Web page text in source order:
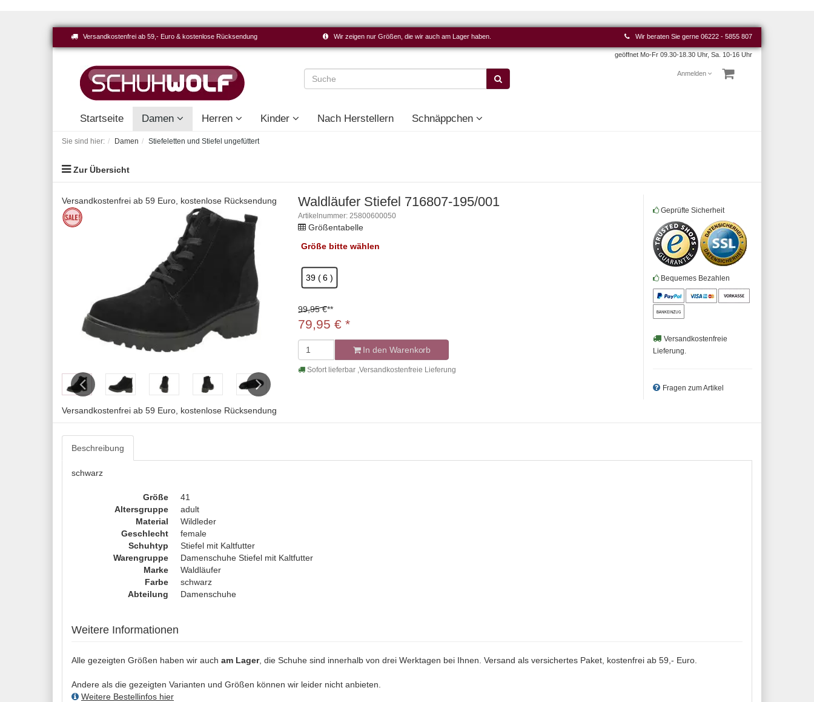
Versandkostenfrei ab 59,- Euro & kostenlose Rücksendung Wir zeigen nur Größen, die wir auch am Lager haben. Wir beraten Sie gerne 06222 - 5855 807
geöffnet Mo-Fr 09.30-18.30 Uhr, Sa. 10-16 Uhr
Anmelden
Startseite Damen Herren Kinder Nach Herstellern Schnäppchen
Sie sind hier: Damen Stiefeletten und Stiefel ungefüttert
Zur Übersicht
Versandkostenfrei ab 59 Euro, kostenlose Rücksendung
Versandkostenfrei ab 59 Euro, kostenlose Rücksendung
Waldläufer Stiefel 716807-195/001
Artikelnummer: 25800600050
Größentabelle
Größe bitte wählen
39 ( 6 )
99,95 €**
79,95 € *
In den Warenkorb
Sofort lieferbar ,Versandkostenfreie Lieferung
Geprüfte Sicherheit
Bequemes Bezahlen
Versandkostenfreie
Lieferung.
Fragen zum Artikel
Beschreibung
schwarz
Größe
41
Altersgruppe
adult
Material
Wildleder
Geschlecht
female
Schuhtyp
Stiefel mit Kaltfutter
Warengruppe
Damenschuhe Stiefel mit Kaltfutter
Marke
Waldläufer
Farbe
schwarz
Abteilung
Damenschuhe
Weitere Informationen
Alle gezeigten Größen haben wir auch am Lager, die Schuhe sind innerhalb von drei Werktagen bei Ihnen. Versand als versichertes Paket, kostenfrei ab 59,- Euro.
Andere als die gezeigten Varianten und Größen können wir leider nicht anbieten.
Weitere Bestellinfos hier